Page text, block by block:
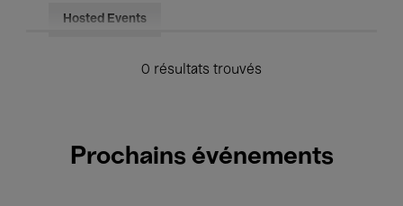
Hosted Events
0 résultats trouvés
Prochains événements